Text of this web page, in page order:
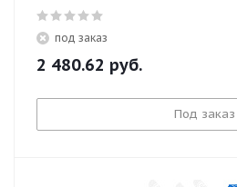
под заказ
2 480.62 руб.
Под заказ